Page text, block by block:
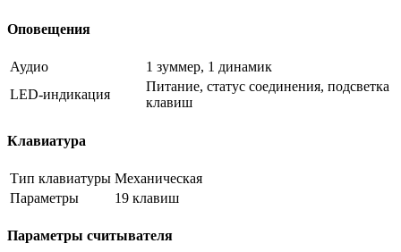
Оповещения
Аудио
1 зуммер, 1 динамик
LED-индикация
Питание, статус соединения, подсветка
клавиш
Клавиатура
Тип клавиатуры Механическая
Параметры
19 клавиш
Параметры считывателя